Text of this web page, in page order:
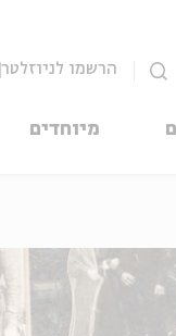
הרשמו לניוזלטר
מיוחדים